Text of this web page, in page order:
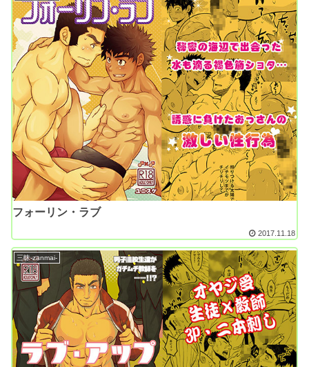
フォーリン・ラブ
2017.11.18
三昧-zanmai-